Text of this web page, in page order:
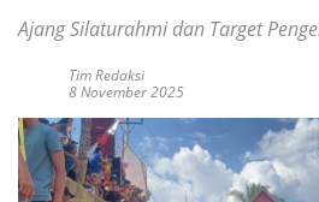
Ajang Silaturahmi dan Target
Tim Redaksi
8 November 2025